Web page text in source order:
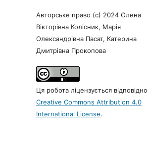
Авторське право (c) 2024 Олена
Вікторівна Колісник, Марія
Олександрівна Пасат, Катерина
Дмитрівна Прокопова
Ця робота ліцензується
Creative Commons Attribution 4.0
International License.